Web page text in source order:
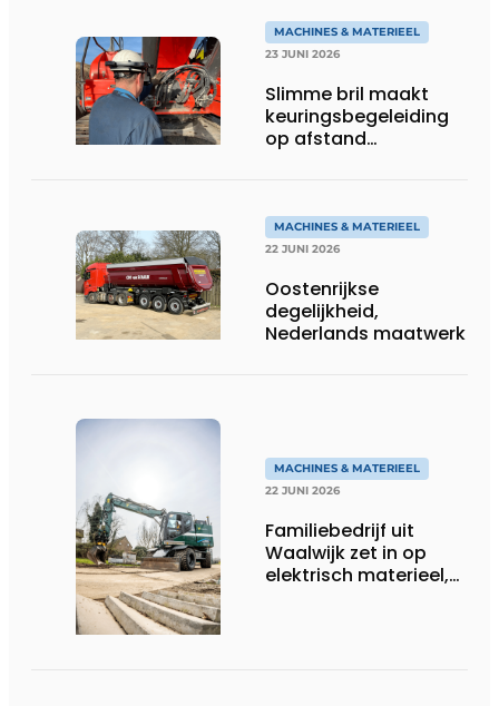
MACHINES & MATERIEEL
23 JUNI 2026
Slimme bril maakt
keuringsbegeleiding
op afstand
MACHINES & MATERIEEL
22 JUNI 2026
Oostenrijkse
degelijkheid,
Nederlands maatwerk
MACHINES & MATERIEEL
22 JUNI 2026
Familiebedrijf uit
Waalwijk zet in op
elektrisch materieel,